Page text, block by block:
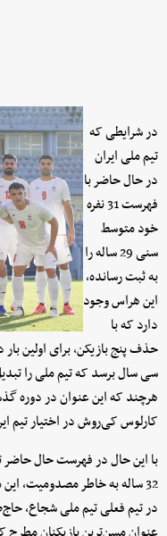
در شرایطی که
تیم ملی ایران
در حال حاضر با
فهرست 31 نفره
خود متوسط
سنی 29 ساله را
به ثبت رسانده،
این هراس وجود
دارد که با
حذف پنج بازیکن، برای اولین بار
سی سال برسد که تیم ملی را
کارلوس کی‌روش در اختیار تیم
با این حال در فهرست حال
32 ساله به خاطر مصدومیت،
در تیم فعلی تیم ملی شجاع،